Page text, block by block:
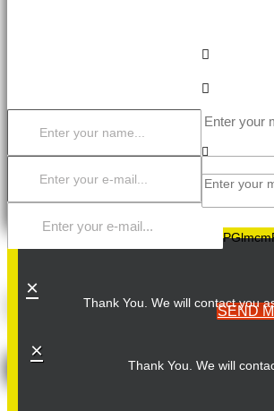
SEND
×
Thank You. We will
×
Thank You. We will contact you